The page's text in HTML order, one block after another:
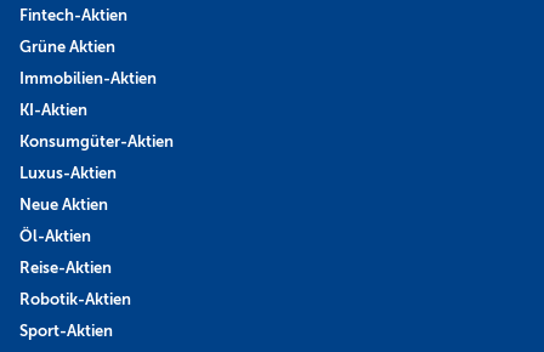
Fintech-Aktien
Grüne Aktien
Immobilien-Aktien
KI-Aktien
Konsumgüter-Aktien
Luxus-Aktien
Neue Aktien
Öl-Aktien
Reise-Aktien
Robotik-Aktien
Sport-Aktien